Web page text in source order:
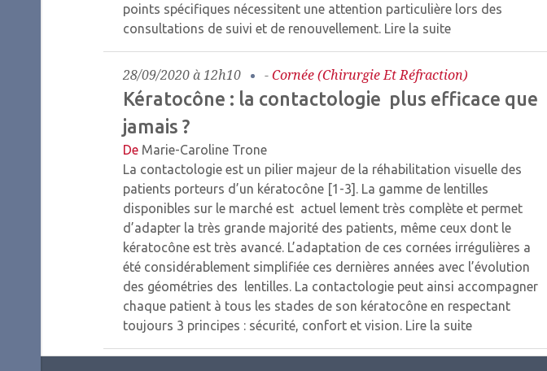
points spécifiques nécessitent une attention particulière lors des
consultations de suivi et de renouvellement. Lire la suite
28/09/2020 à 12h10 -Cornée (chirurgie Et Réfraction)
Kératocône : la contactologie plus efficace que
jamais ?
De Marie-Caroline Trone
La contactologie est un pilier majeur de la réhabilitation visuelle des
patients porteurs d’un kératocône [1-3]. La gamme de lentilles
disponibles sur le marché est actuel lement très complète et permet
d’adapter la très grande majorité des patients, même ceux dont le
kératocône est très avancé. L’adaptation de ces cornées irrégulières a
été considérablement simplifiée ces dernières années avec l’évolution
des géométries des lentilles. La contactologie peut ainsi accompagner
chaque patient à tous les stades de son kératocône en respectant
toujours 3 principes : sécurité, confort et vision. Lire la suite